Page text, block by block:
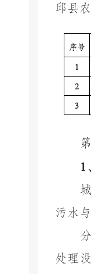
邱县
序号
1
2
3
1
污水
处理